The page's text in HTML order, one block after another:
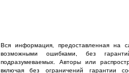
Вся информация, предоставленная на
возможными ошибками, без
подразумеваемых. Авторы или
включая без ограничений гарантии